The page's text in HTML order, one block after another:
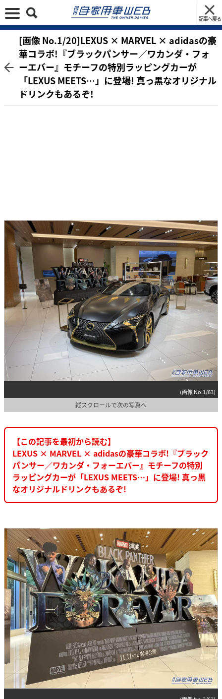
記事へ戻る
[画像 No.1/20]LEXUS × MARVEL × adidasの豪
華コラボ!『ブラックパンサー／ワカンダ・フォ
ーエバー』モチーフの特別ラッピングカーが
「LEXUS MEETS…」に登場! 真っ黒なオリジナル
ドリンクもあるぞ!
(画像 No.1/63)
縦スクロールで次の写真へ
【この記事を最初から読む】
LEXUS × MARVEL × adidasの豪華コラボ!『ブラック
パンサー／ワカンダ・フォーエバー』モチーフの特別
ラッピングカーが「LEXUS MEETS…」に登場! 真っ黒
なオリジナルドリンクもあるぞ!